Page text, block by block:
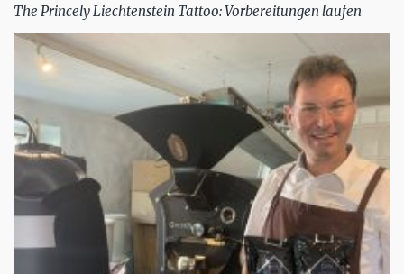
The Princely Liechtenstein Tattoo: Vorbereitungen laufen